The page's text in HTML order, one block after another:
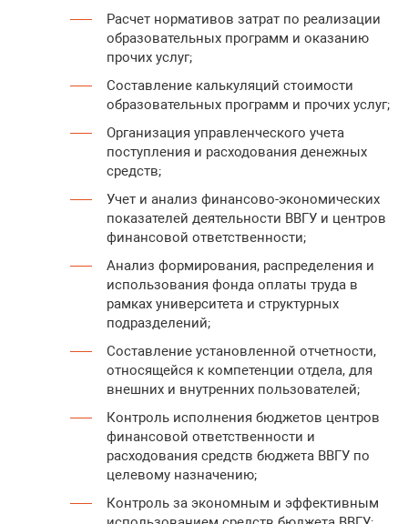
Расчет нормативов затрат по реализации
образовательных программ и оказанию
прочих услуг;
Составление калькуляций стоимости
образовательных программ и прочих услуг;
Организация управленческого учета
поступления и расходования денежных
средств;
Учет и анализ финансово-экономических
показателей деятельности ВВГУ и центров
финансовой ответственности;
Анализ формирования, распределения и
использования фонда оплаты труда в
рамках университета и структурных
подразделений;
Составление установленной отчетности,
относящейся к компетенции отдела, для
внешних и внутренних пользователей;
Контроль исполнения бюджетов центров
финансовой ответственности и
расходования средств бюджета ВВГУ по
целевому назначению;
Контроль за экономным и эффективным